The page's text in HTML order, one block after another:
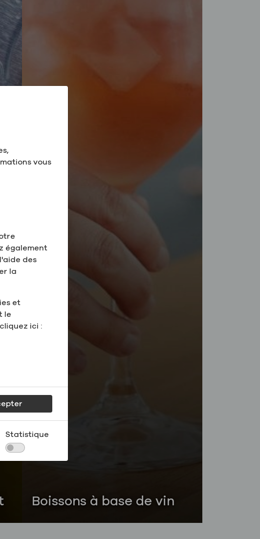
Boissons à base de vin
mélangesde vins d'arômes « hors
vous
également
des
la
et
le
ici :
Statistique